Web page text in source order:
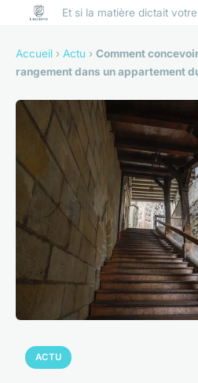
Et si la matière dictait
Accueil › Actu › Comment
rangement dans un appartement
ACTU